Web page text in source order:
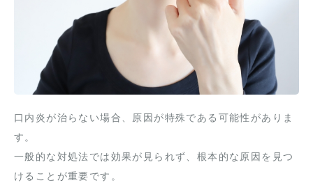
口内炎が治らない場合、原因が特殊である可能性がありま
す。
一般的な対処法では効果が見られず、根本的な原因を見つ
けることが重要です。